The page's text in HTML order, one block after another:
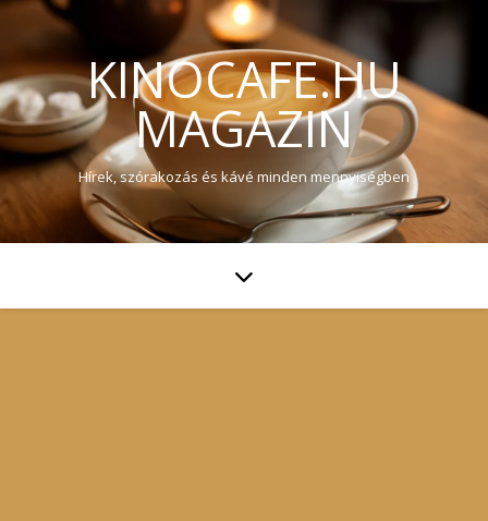
KINOCAFE.HU
MAGAZIN
Hírek, szórakozás és kávé minden mennyiségben